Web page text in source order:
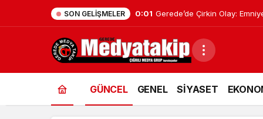
SON GELIŞMELER 0:01 Geredeli Tanınmış
GÜNCEL GENEL SİYASET